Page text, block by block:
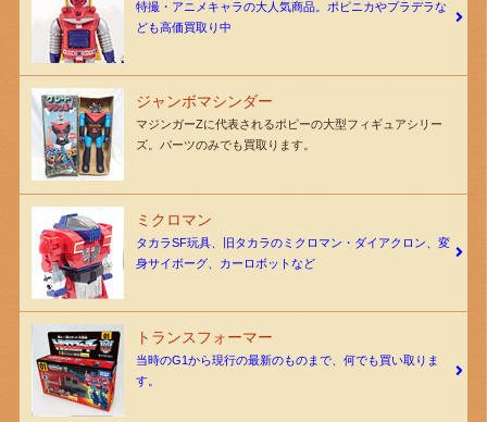
特撮・アニメキャラの大人気商品。ポピニカやプラデラな
ども高価買取り中
ジャンボマシンダー
マジンガーZに代表されるポピーの大型フィギュアシリー
ズ。パーツのみでも買取ります。
ミクロマン
タカラSF玩具、旧タカラのミクロマン・ダイアクロン、変
身サイボーグ、カーロボットなど
トランスフォーマー
当時のG1から現行の最新のものまで、何でも買い取りま
す。